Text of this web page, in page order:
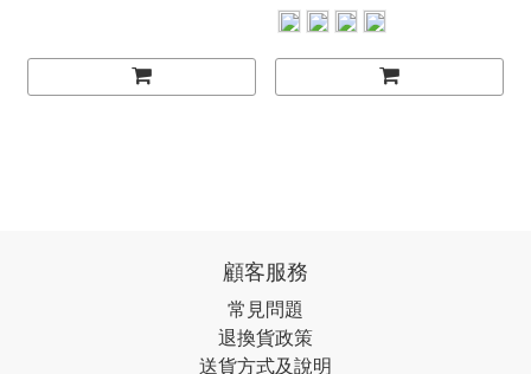
顧客服務
常見問題
退換貨政策
送貨方式及說明